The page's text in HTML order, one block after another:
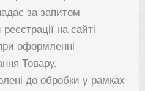
за запитом
на сайті
оформленні
Товару.
до обробки у рамках